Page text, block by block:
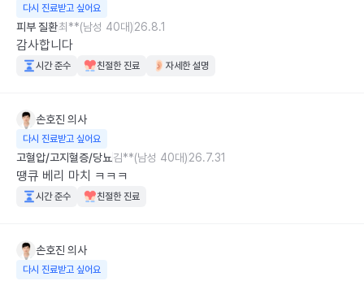
다시 진료받고 싶어요
피부 질환최**(남성 40대)26.8.1
감사합니다
시간 준수 친절한 진료 자세한 설명
손호진 의사
다시 진료받고 싶어요
고혈압/고지혈증/당뇨김**(남성 40대)26.7.31
땡큐 베리 마치 ㅋㅋㅋ
시간 준수 친절한 진료
손호진 의사
다시 진료받고 싶어요